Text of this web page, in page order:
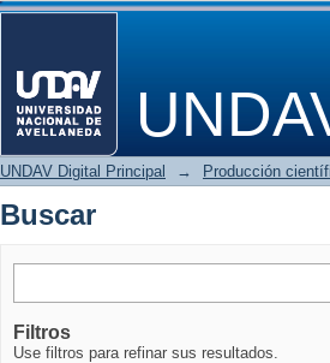
Buscar
UNDAV Digital Principal → Producción
Buscar
Filtros
Use filtros para refinar sus resultados.